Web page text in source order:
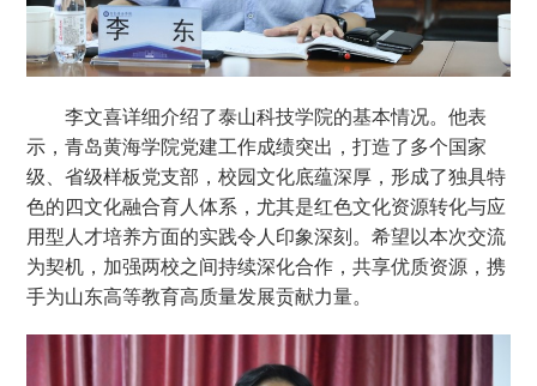
李文喜详细介绍了泰山科技学院的基本情况。他表
示，青岛黄海学院党建工作成绩突出，打造了多个国家
级、省级样板党支部，校园文化底蕴深厚，形成了独具特
色的四文化融合育人体系，尤其是红色文化资源转化与应
用型人才培养方面的实践令人印象深刻。希望以本次交流
为契机，加强两校之间持续深化合作，共享优质资源，携
手为山东高等教育高质量发展贡献力量。